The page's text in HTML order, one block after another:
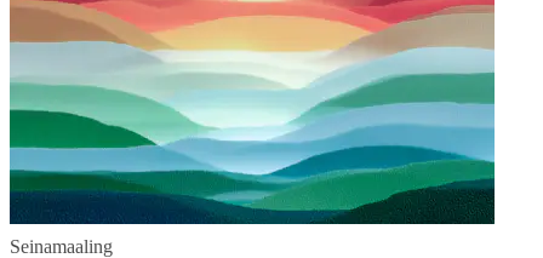
Seinamaaling